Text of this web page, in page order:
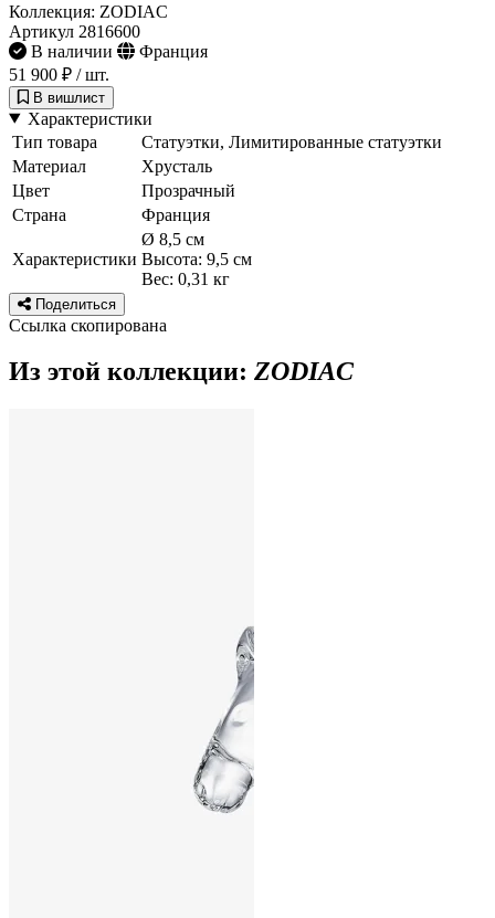
Коллекция: ZODIAC
Артикул 2816600
В наличии
Франция
51 900 ₽ / шт.
В вишлист
Характеристики
Тип товара
Статуэтки, Лимитированные статуэтки
Материал
Хрусталь
Цвет
Прозрачный
Страна
Франция
Характеристики
Ø 8,5 см
Высота: 9,5 см
Вес: 0,31 кг
Поделиться
Ссылка скопирована
Из этой коллекции: ZODIAC